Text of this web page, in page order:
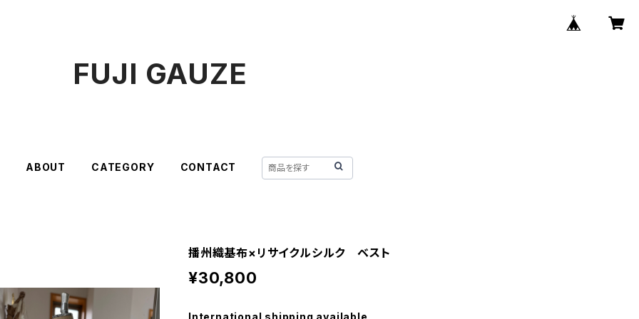
FUJI GAUZE
ABOUT CATEGORY CONTACT
播州織基布×リサイクルシルク ベスト
¥30,800
International shipping available